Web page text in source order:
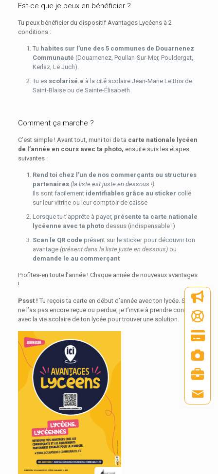
Est-ce que je peux en bénéficier ?
Tu peux bénéficier du dispositif Avantages Lycéens à 2
conditions :
Tu habites sur l’une des 5 communes de Douarnenez
Communauté (Douarnenez, Poullan-Sur-Mer, Pouldergat,
Kerlaz, Le Juch).
Tu es scolarisé.e à la cité scolaire Jean-Marie Le Bris de
Saint-Blaise ou de Sainte-Élisabeth
Comment ça marche ?
C’est simple ! Avant tout, muni toi de ta carte nationale lycéen
de l’année en cours avec ta photo, ensuite suis les étapes
suivantes :
Rend toi chez l’un de nos commerçants ou structures
partenaires (la liste est juste en dessous !)
Ils sont facilement identifiables grâce au sticker collé
sur leur vitrine ou leur comptoir de caisse
Lorsque tu t’apprête à payer, présente ta carte nationale
lycéenne avec ta photodessus (indispensable !)
Scan le QR code présent sur le sticker pour découvrir ton
avantage (présent dans la liste juste en dessous)ou
demande le au commerçant
Profites-en toute l’année ! Chaque année de nouveaux avantages
!
Pssst ! Tu reçois ta carte en début d’année avec ton lycée. Si tu
ne l’as pas encore reçue ou perdue, je t’invite à prendre contact
avec la vie scolaire de ton lycée pour trouver une solution.